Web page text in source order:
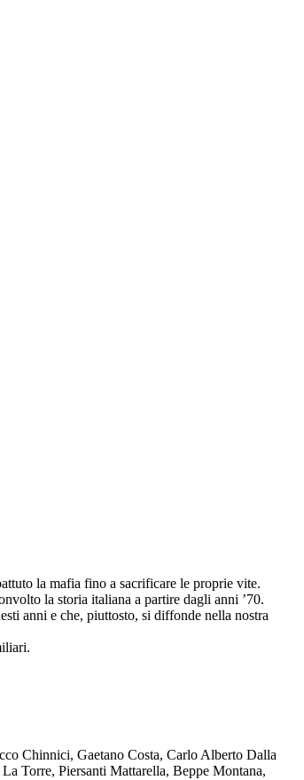
la mafia fino a sacrificare le proprie vite.
la storia italiana a partire dagli anni ’70.
anni e che, piuttosto, si diffonde nella nostra
Chinnici, Gaetano Costa, Carlo Alberto Dalla
Torre, Piersanti Mattarella, Beppe Montana,